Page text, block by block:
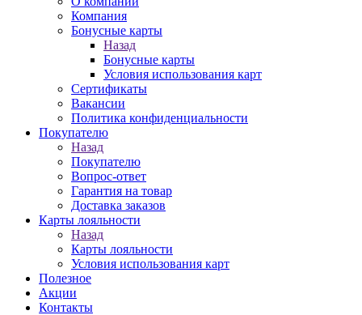
Компания
Бонусные карты
Назад
Бонусные карты
Условия использования карт
Сертификаты
Вакансии
Политика конфиденциальности
Покупателю
Назад
Покупателю
Вопрос-ответ
Гарантия на товар
Доставка заказов
Карты лояльности
Назад
Карты лояльности
Условия использования карт
Полезное
Акции
Контакты